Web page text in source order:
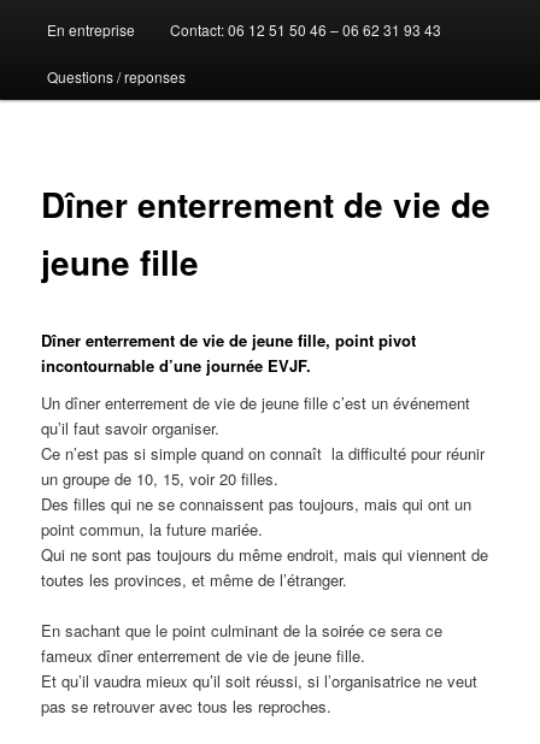
au
contenu
En entreprise Contact: 06 12 51 50 46 – 06 62 31 93 43
Questions / reponses
Dîner enterrement de vie de
jeune fille
Dîner enterrement de vie de jeune fille, point pivot
incontournable d’une journée EVJF.
Un dîner enterrement de vie de jeune fille c’est un événement
qu’il faut savoir organiser.
Ce n’est pas si simple quand on connaît la difficulté pour réunir
un groupe de 10, 15, voir 20 filles.
Des filles qui ne se connaissent pas toujours, mais qui ont un
point commun, la future mariée.
Qui ne sont pas toujours du même endroit, mais qui viennent de
toutes les provinces, et même de l’étranger.
En sachant que le point culminant de la soirée ce sera ce
fameux dîner enterrement de vie de jeune fille.
Et qu’il vaudra mieux qu’il soit réussi, si l’organisatrice ne veut
pas se retrouver avec tous les reproches.